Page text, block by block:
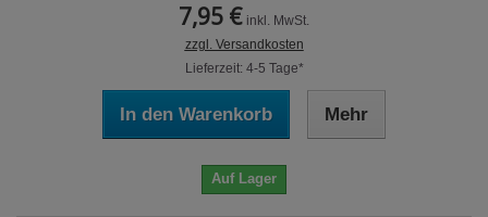
7,95 € inkl. MwSt.
zzgl. Versandkosten
Lieferzeit: 4-5 Tage*
In den Warenkorb Mehr
Auf Lager